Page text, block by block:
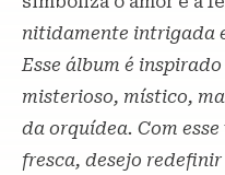
nitidamente intrigada
Esse álbum é
misterioso, místico,
da orquídea. Com
fresca, desejo